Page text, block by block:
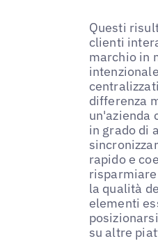
Questi
clienti
marchio in
differenza
un'azienda
in grado di
rapido e
la qualità
elementi
su altre